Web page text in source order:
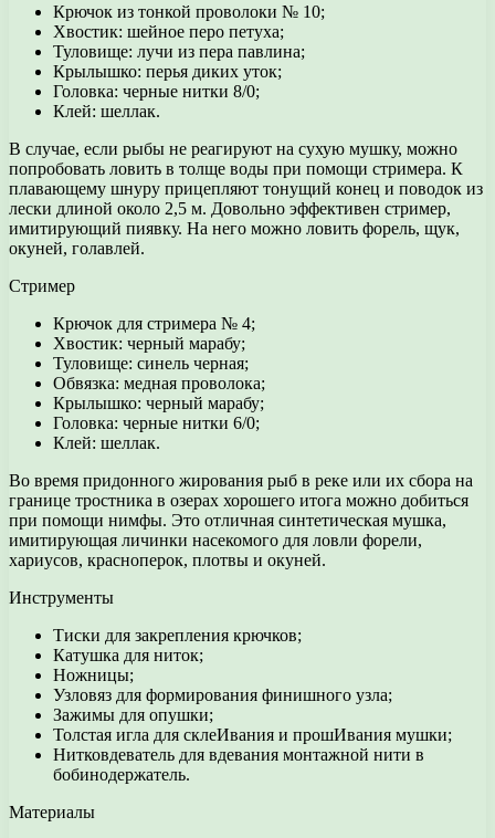
Крючок из тонкой проволоки № 10;
Хвостик: шейное перо петуха;
Туловище: лучи из пера павлина;
Крылышко: перья диких уток;
Головка: черные нитки 8/0;
Клей: шеллак.
В случае, если рыбы не реагируют на сухую мушку, можно
попробовать ловить в толще воды при помощи стримера. К
плавающему шнуру прицепляют тонущий конец и поводок из
лески длиной около 2,5 м. Довольно эффективен стример,
имитирующий пиявку. На него можно ловить форель, щук,
окуней, голавлей.
Стример
Крючок для стримера № 4;
Хвостик: черный марабу;
Туловище: синель черная;
Обвязка: медная проволока;
Крылышко: черный марабу;
Головка: черные нитки 6/0;
Клей: шеллак.
Во время придонного жирования рыб в реке или их сбора на
границе тростника в озерах хорошего итога можно добиться
при помощи нимфы. Это отличная синтетическая мушка,
имитирующая личинки насекомого для ловли форели,
хариусов, красноперок, плотвы и окуней.
Инструменты
Тиски для закрепления крючков;
Катушка для ниток;
Ножницы;
Узловяз для формирования финишного узла;
Зажимы для опушки;
Толстая игла для склеИвания и прошИвания мушки;
Нитковдеватель для вдевания монтажной нити в
бобинодержатель.
Материалы